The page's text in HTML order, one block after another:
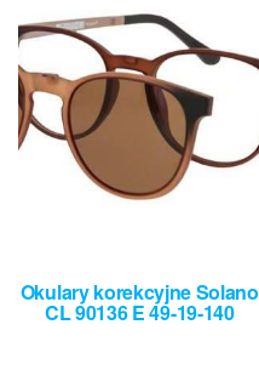
Okulary korekcyjne Solano
CL 90136 E 49-19-140